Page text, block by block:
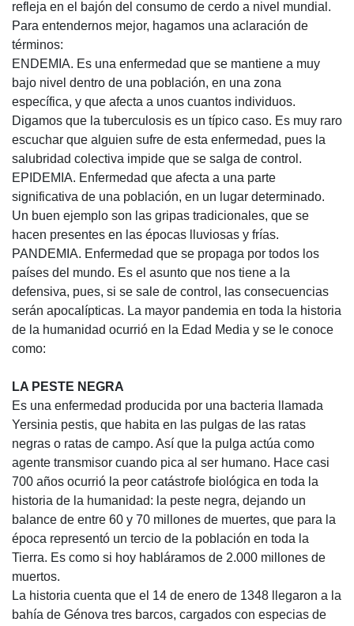
refleja en el bajón del consumo de cerdo a nivel mundial.
Para entendernos mejor, hagamos una aclaración de
términos:
ENDEMIA. Es una enfermedad que se mantiene a muy
bajo nivel dentro de una población, en una zona
específica, y que afecta a unos cuantos individuos.
Digamos que la tuberculosis es un típico caso. Es muy raro
escuchar que alguien sufre de esta enfermedad, pues la
salubridad colectiva impide que se salga de control.
EPIDEMIA. Enfermedad que afecta a una parte
significativa de una población, en un lugar determinado.
Un buen ejemplo son las gripas tradicionales, que se
hacen presentes en las épocas lluviosas y frías.
PANDEMIA. Enfermedad que se propaga por todos los
países del mundo. Es el asunto que nos tiene a la
defensiva, pues, si se sale de control, las consecuencias
serán apocalípticas. La mayor pandemia en toda la historia
de la humanidad ocurrió en la Edad Media y se le conoce
como:
LA PESTE NEGRA
Es una enfermedad producida por una bacteria llamada
Yersinia pestis, que habita en las pulgas de las ratas
negras o ratas de campo. Así que la pulga actúa como
agente transmisor cuando pica al ser humano. Hace casi
700 años ocurrió la peor catástrofe biológica en toda la
historia de la humanidad: la peste negra, dejando un
balance de entre 60 y 70 millones de muertes, que para la
época representó un tercio de la población en toda la
Tierra. Es como si hoy habláramos de 2.000 millones de
muertos.
La historia cuenta que el 14 de enero de 1348 llegaron a la
bahía de Génova tres barcos, cargados con especias de